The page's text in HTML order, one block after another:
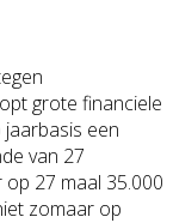
grote financiele
een
van 27
27 maal 35.000
zomaar op